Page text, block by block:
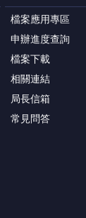
檔案應用專區
申辦進度查詢
檔案下載
相關連結
局長信箱
常見問答